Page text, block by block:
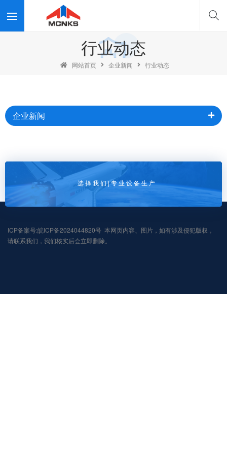
行业动态
网站首页 企业新闻 行业动态
企业新闻
选 择 我 们 | 专 业 设 备 生 产
ICP备案号:皖ICP备2024044820号 本网页内容、图片，如有涉及侵犯版权，
请联系我们，我们核实后会立即删除。